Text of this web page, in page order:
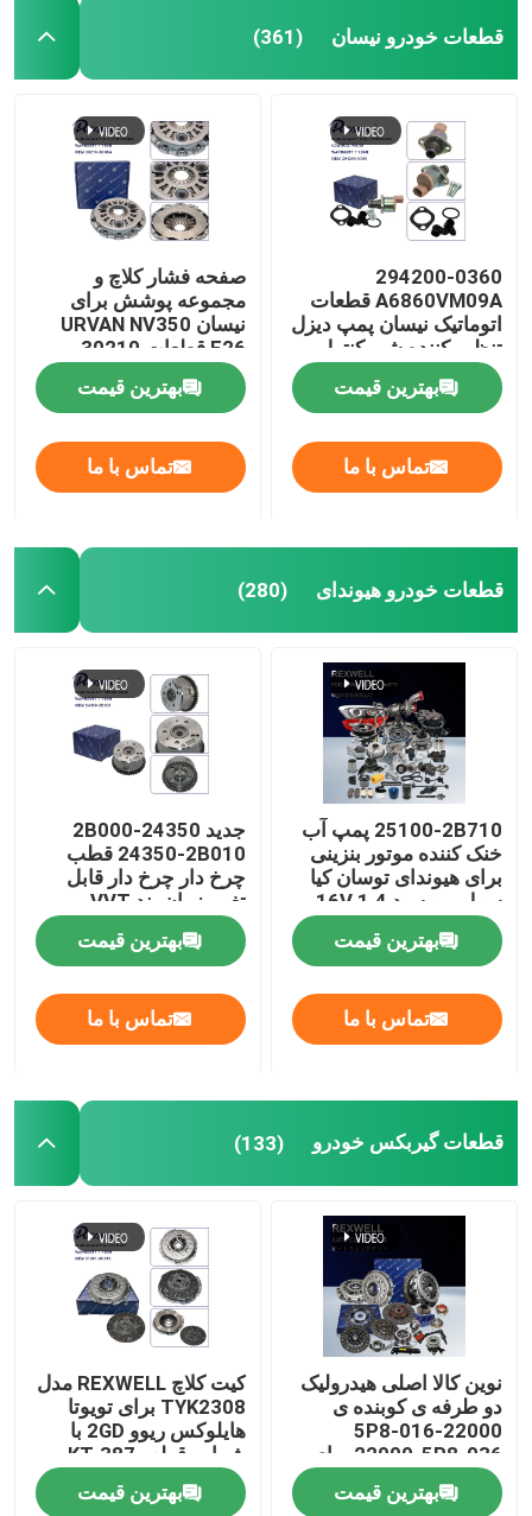
قطعات خودرو نیسان (361)
294200-0360
A6860VM09A قطعات
اتوماتیک نیسان پمپ دیزل
تنظیم کننده شیر کنترل
مکش 294200-0160
بهترین قیمت
تماس با ما
صفحه فشار کلاچ و
مجموعه پوشش برای
نیسان URVAN NV350
3XN0A
بهترین قیمت
تماس با ما
قطعات خودرو هیوندای (280)
25100-2B710 پمپ آب
خنک کننده موتور بنزینی
برای هیوندای توسان کیا
سول ریو سید 1.4 16V
بهترین قیمت
تماس با ما
جدید 24350-2B000
24350-2B010 قطب
چرخ دار چرخ دار قابل
تغییر زمان بند VVT
Sprocket برای هیوندای
کیا Soul G4FC Kit
Timing Chain
بهترین قیمت
تماس با ما
قطعات گیربکس خودرو (133)
نوین کالا اصلی هیدرولیک
دو طرفه ی کوبنده ی
22000-5P8-016
22000-5P8-036 برای
کیت کوبنده ی هوندا
220005P8036بهترین قیمت
کیت کلاچ REXWELL مدل
TYK2308 برای تویوتا
هایلوکس ریوو 2GD با
شماره قطعه KT-387
31001-0K010
بهترین قیمت